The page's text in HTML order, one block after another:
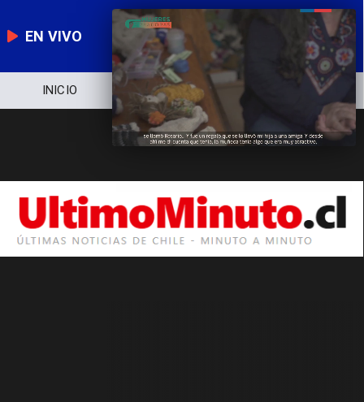
EN VIVO
INICIO NOTICIERO POLÍTICA